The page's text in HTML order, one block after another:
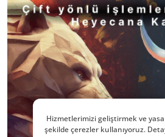
Hizmetlerimizi geliştirmek ve
şekilde çerezler kullanıyoruz.